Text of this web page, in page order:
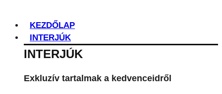
KEZDŐLAP
INTERJÚK
INTERJÚK
Exkluzív tartalmak a kedvenceidről